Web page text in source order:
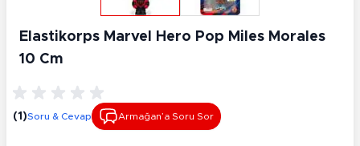
Elastikorps Marvel Hero Pop Miles Morales
10 Cm
(1)Soru & Cevap Armağan’a Soru Sor